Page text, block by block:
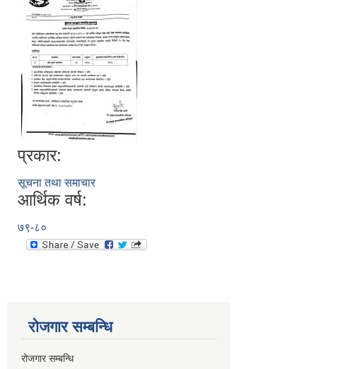
प्रकार:
सूचना तथा समाचार
आर्थिक वर्ष:
७९-८०
रोजगार सम्बन्धि
रोजगार सम्बन्धि